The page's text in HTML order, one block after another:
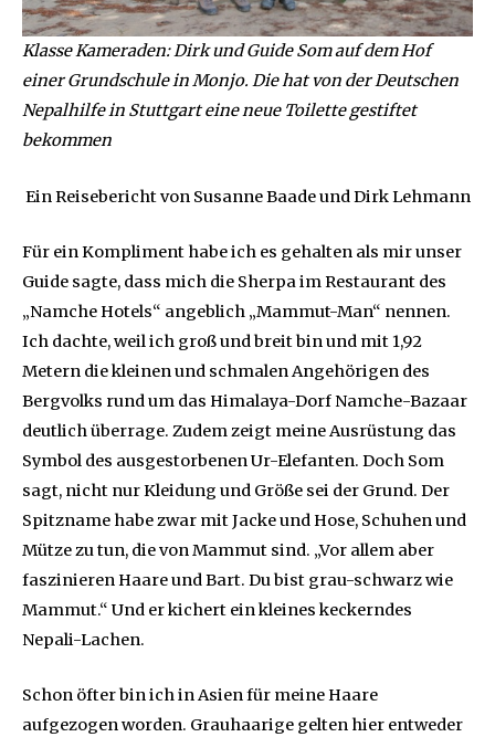
Klasse Kameraden: Dirk und Guide Som auf dem Hof
einer Grundschule in Monjo. Die hat von der Deutschen
Nepalhilfe in Stuttgart eine neue Toilette gestiftet
bekommen
Ein Reisebericht von Susanne Baade und Dirk Lehmann
Für ein Kompliment habe ich es gehalten als mir unser
Guide sagte, dass mich die Sherpa im Restaurant des
„Namche Hotels“ angeblich „Mammut-Man“ nennen.
Ich dachte, weil ich groß und breit bin und mit 1,92
Metern die kleinen und schmalen Angehörigen des
Bergvolks rund um das Himalaya-Dorf Namche-Bazaar
deutlich überrage. Zudem zeigt meine Ausrüstung das
Symbol des ausgestorbenen Ur-Elefanten. Doch Som
sagt, nicht nur Kleidung und Größe sei der Grund. Der
Spitzname habe zwar mit Jacke und Hose, Schuhen und
Mütze zu tun, die von Mammut sind. „Vor allem aber
faszinieren Haare und Bart. Du bist grau-schwarz wie
Mammut.“ Und er kichert ein kleines keckerndes
Nepali-Lachen.
Schon öfter bin ich in Asien für meine Haare
aufgezogen worden. Grauhaarige gelten hier entweder